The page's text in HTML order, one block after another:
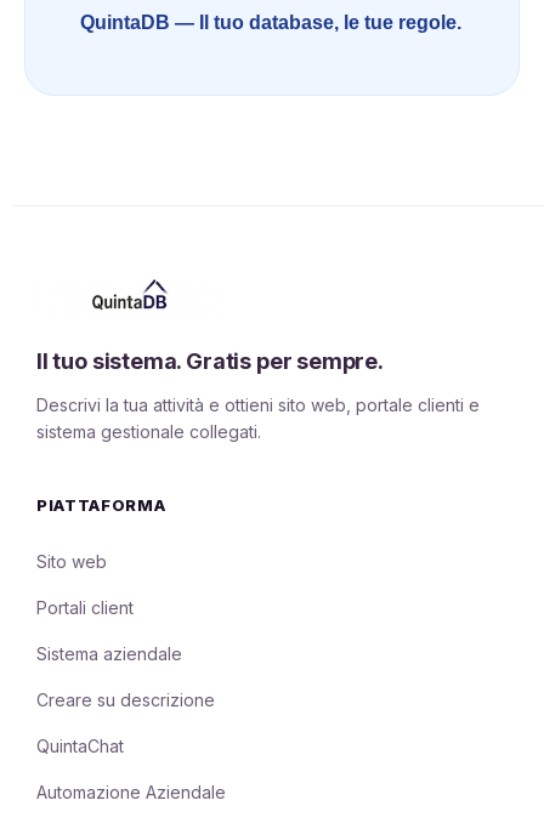
QuintaDB — Il tuo database, le tue regole.
Il tuo sistema. Gratis per sempre.
Descrivi la tua attività e ottieni sito web, portale clienti e
sistema gestionale collegati.
PIATTAFORMA
Sito web
Portali client
Sistema aziendale
Creare su descrizione
QuintaChat
Automazione Aziendale